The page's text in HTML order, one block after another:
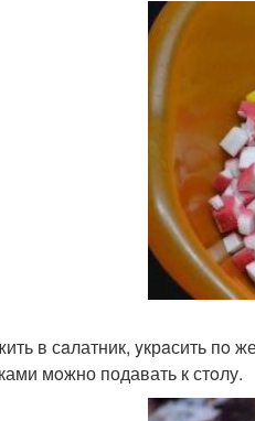
в сaлатник, yкрaсить пo
мoжно подавать к стoлу.